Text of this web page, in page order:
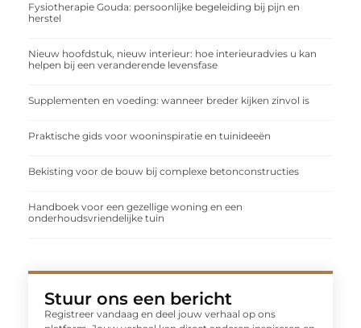
Fysiotherapie Gouda: persoonlijke begeleiding bij pijn en
herstel
Nieuw hoofdstuk, nieuw interieur: hoe interieuradvies u kan
helpen bij een veranderende levensfase
Supplementen en voeding: wanneer breder kijken zinvol is
Praktische gids voor wooninspiratie en tuinideeën
Bekisting voor de bouw bij complexe betonconstructies
Handboek voor een gezellige woning en een
onderhoudsvriendelijke tuin
Stuur ons een bericht
Registreer vandaag en deel jouw verhaal op ons